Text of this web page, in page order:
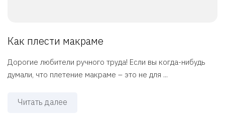
Как плести макраме
Дорогие любители ручного труда! Если вы когда-нибудь
думали, что плетение макраме – это не для ...
Читать далее